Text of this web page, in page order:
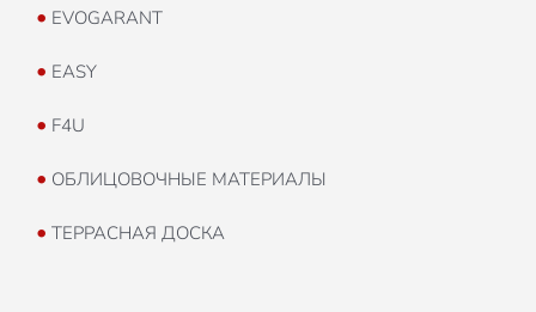
• EVOGARANT
• EASY
• F4U
• ОБЛИЦОВОЧНЫЕ МАТЕРИАЛЫ
• ТЕРРАСНАЯ ДОСКА